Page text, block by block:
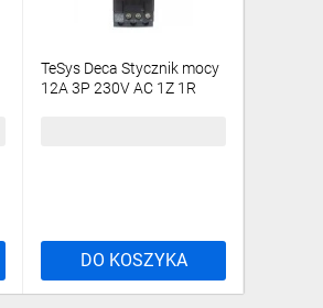
TeSys Deca Stycznik mocy
12A 3P 230V AC 1Z 1R
DO KOSZYKA